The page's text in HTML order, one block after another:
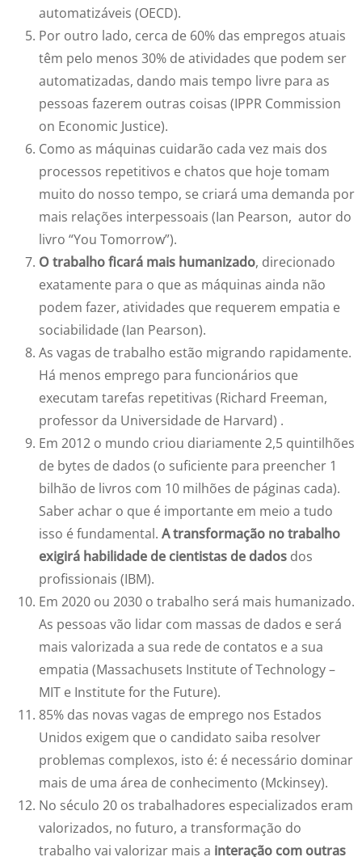
automatizáveis (OECD).
Por outro lado, cerca de 60% das empregos atuais
têm pelo menos 30% de atividades que podem ser
automatizadas, dando mais tempo livre para as
pessoas fazerem outras coisas (IPPR Commission
on Economic Justice).
Como as máquinas cuidarão cada vez mais dos
processos repetitivos e chatos que hoje tomam
muito do nosso tempo, se criará uma demanda por
mais relações interpessoais (Ian Pearson, autor do
livro “You Tomorrow”).
O trabalho ficará mais humanizado, direcionado
exatamente para o que as máquinas ainda não
podem fazer, atividades que requerem empatia e
sociabilidade (Ian Pearson).
As vagas de trabalho estão migrando rapidamente.
Há menos emprego para funcionários que
executam tarefas repetitivas (Richard Freeman,
professor da Universidade de Harvard) .
Em 2012 o mundo criou diariamente 2,5 quintilhões
de bytes de dados (o suficiente para preencher 1
bilhão de livros com 10 milhões de páginas cada).
Saber achar o que é importante em meio a tudo
isso é fundamental. A transformação no trabalho
exigirá habilidade de cientistas de dados dos
profissionais (IBM).
Em 2020 ou 2030 o trabalho será mais humanizado.
As pessoas vão lidar com massas de dados e será
mais valorizada a sua rede de contatos e a sua
empatia (Massachusets Institute of Technology –
MIT e Institute for the Future).
85% das novas vagas de emprego nos Estados
Unidos exigem que o candidato saiba resolver
problemas complexos, isto é: é necessário dominar
mais de uma área de conhecimento (Mckinsey).
No século 20 os trabalhadores especializados eram
valorizados, no futuro, a transformação do
trabalho vai valorizar mais a interação com outras